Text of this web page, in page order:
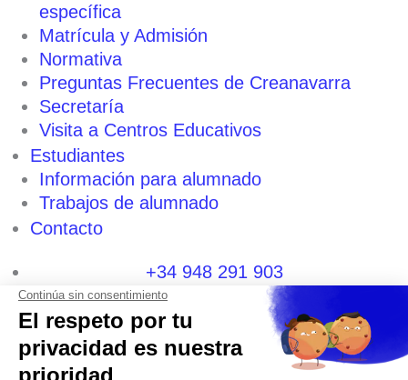
específica
Matrícula y Admisión
Normativa
Preguntas Frecuentes de Creanavarra
Secretaría
Visita a Centros Educativos
Estudiantes
Información para alumnado
Trabajos de alumnado
Contacto
+34 948 291 903
+34 600 404 592
I
n
F
a
T
w
L
i
P
i
Y
o